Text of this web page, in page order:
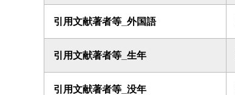
引用文献著者等_外国語
引用文献著者等_生年
引用文献著者等_没年